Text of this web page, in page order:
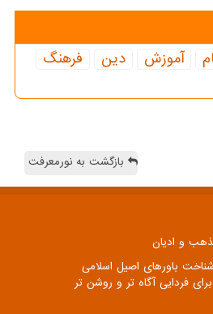
آموزش دین
فرهنگ
بازگشت به نورمعرفت
و ادیان
باورهای اصیل اسلامی
فردایی آگاه تر و روشن تر